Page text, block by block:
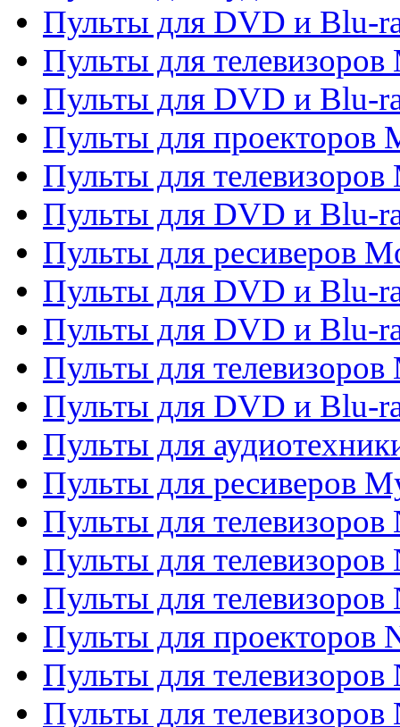
Пульты для DVD и Blu-
Пульты для
Пульты для DVD и Blu-
Пульты для проекторов
Пульты для
Пульты для DVD и Blu-
Пульты для ресиверов
Пульты для DVD и Blu-
Пульты для DVD и Blu-
Пульты для телевизоров
Пульты для DVD и Blu-
Пульты для
Пульты для ресиверов
Пульты для телевизоров
Пульты для телевизоров
Пульты для телевизоров
Пульты для проекторов
Пульты для телевизоров
Пульты для телевизоров